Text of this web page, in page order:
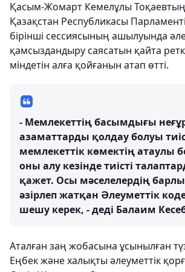
Қасым-Жомарт Кемелұлы Тоқаевтың
Қазақстан Республикасы Парламенті
бірінші сессиясының ашылуында
қамсыздандыру саясатын қайта
міндетін алға қойғанын атап өтті.
- Мемлекеттің басымдығы
азаматтарды қолдау болуы
мемлекеттік көмектің атаулы
оны алу кезінде тиісті
қажет. Осы мәселелердің
әзірлеп жатқан Әлеуметтік
шешу керек, - деді Балаим
Аталған заң жобасына ұсынылған
Еңбек және халықты әлеуметтік